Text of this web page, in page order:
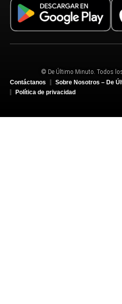
© De Último Minuto. Todos
Contáctanos
Sobre Nosotros – De
Política de privacidad